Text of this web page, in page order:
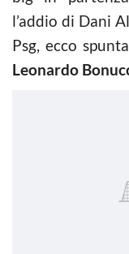
l’addio di Dani
Psg, ecco
Leonardo